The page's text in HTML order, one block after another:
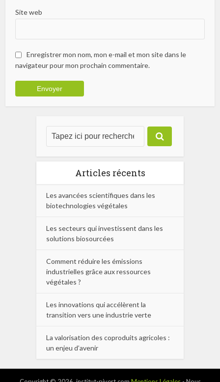
Site web
Enregistrer mon nom, mon e-mail et mon site dans le
navigateur pour mon prochain commentaire.
Articles récents
Les avancées scientifiques dans les
biotechnologies végétales
Les secteurs qui investissent dans les
solutions biosourcées
Comment réduire les émissions
industrielles grâce aux ressources
végétales ?
Les innovations qui accélèrent la
transition vers une industrie verte
La valorisation des coproduits agricoles :
un enjeu d’avenir